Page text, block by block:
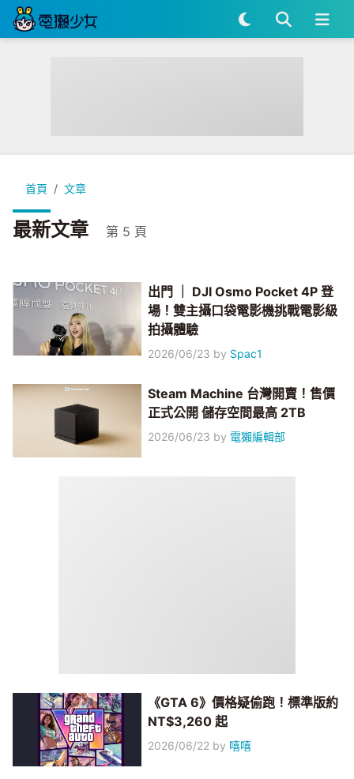
首頁 文章
最新文章 第 5 頁
出門 ｜ DJI Osmo Pocket 4P 登
場！雙主攝口袋電影機挑戰電影級
拍攝體驗
2026/06/23 by Spac1
Steam Machine 台灣開賣！售價
正式公開 儲存空間最高 2TB
2026/06/23 by 電獺編輯部
《GTA 6》價格疑偷跑！標準版約
NT$3,260 起
2026/06/22 by 嘻嘻